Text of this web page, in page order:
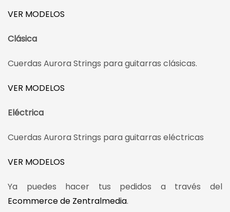
VER MODELOS
Clásica
Cuerdas Aurora Strings para guitarras clásicas.
VER MODELOS
Eléctrica
Cuerdas Aurora Strings para guitarras eléctricas
VER MODELOS
Ya puedes hacer tus pedidos a través del
Ecommerce de Zentralmedia.